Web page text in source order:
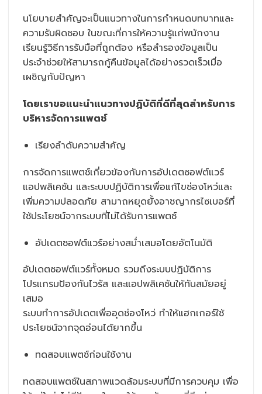
นโยบายสำคัญจะเป็นแนวทางในการกำหนดบทบาทและ
ความรับผิดชอบ ในขณะที่การให้ความรู้แก่พนักงาน
เรียนรู้วิธีการรับมือที่ถูกต้อง หรือสำรองข้อมูลเป็น
ประจำช่วยให้สามารถกู้คืนข้อมูลได้อย่างรวดเร็วเมื่อ
เผชิญกับปัญหา
โดยเราขอแนะนำแนวทางปฏิบัติที่ดีที่สุดสำหรับการ
บริหารจัดการแพตช์
เรียงลำดับความสำคัญ
การจัดการแพตช์เกี่ยวข้องกับการอัปเดตซอฟต์แวร์
แอปพลิเคชัน และระบบปฏิบัติการเพื่อแก้ไขช่องโหว่และ
เพิ่มความปลอดภัย สามาถหยุดยั้งอาชญากรไซเบอร์ที่
ใช้ประโยชน์จากระบบที่ไม่ได้รับการแพตช์
อัปเดตซอฟต์แวร์อย่างสม่ำเสมอโดยอัตโนมัติ
อัปเดตซอฟต์แวร์ทั้งหมด รวมถึงระบบปฏิบัติการ
โปรแกรมป้องกันไวรัส และแอปพลิเคชันให้ทันสมัยอยู่
เสมอ
ระบบทำการอัปเดตเพื่ออุดช่องโหว่ ทำให้แฮกเกอร์ใช้
ประโยชน์จากจุดอ่อนได้ยากขึ้น
ทดสอบแพตช์ก่อนใช้งาน
ทดสอบแพตช์ในสภาพแวดล้อมระบบที่มีการควบคุม เพื่อ